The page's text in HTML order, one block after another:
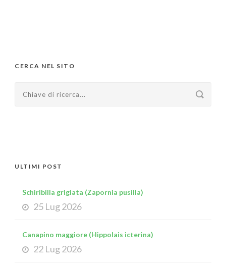
CERCA NEL SITO
ULTIMI POST
Schiribilla grigiata (Zapornia pusilla)
25 Lug 2026
Canapino maggiore (Hippolais icterina)
22 Lug 2026